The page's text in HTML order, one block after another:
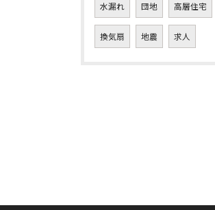
水漏れ 団地 高層住宅
換気扇 地震 求人